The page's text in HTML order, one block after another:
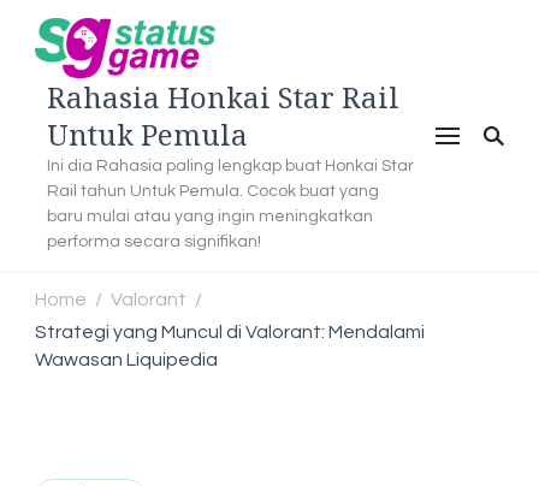
Rahasia Honkai Star Rail
Untuk Pemula
Ini dia Rahasia paling lengkap buat Honkai Star
Rail tahun Untuk Pemula. Cocok buat yang
baru mulai atau yang ingin meningkatkan
performa secara signifikan!
Home / Valorant /
Strategi yang Muncul di Valorant: Mendalami
Wawasan Liquipedia